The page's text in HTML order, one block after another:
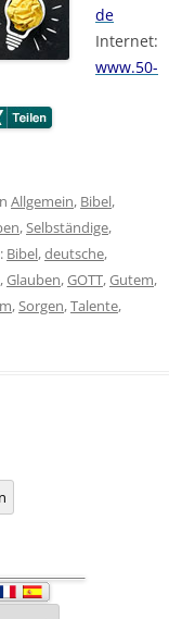
de
Internet:
www.50-
Allgemein, Bibel,
, Selbständige,
Bibel,deutsche,
,Glauben,GOTT,Gutem,
, Sorgen,Talente,